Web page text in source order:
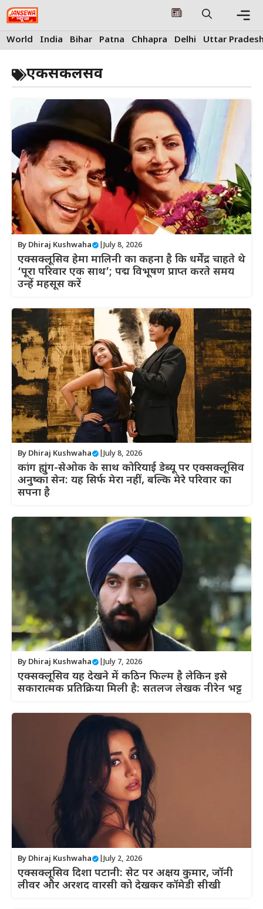
Skip
to
content
World India Bihar Patna Chhapra Delhi Uttar
एकसकलसव
By Dhiraj Kushwaha July 8, 2026
एक्सक्लूसिव हेमा मालिनी का कहना है कि धर्मेंद्र चाहते थे
‘पूरा परिवार एक साथ’; पद्म विभूषण प्राप्त करते समय
उन्हें महसूस करें
By Dhiraj Kushwaha July 8, 2026
कांग ह्युंग-सेओक के साथ कोरियाई डेब्यू पर एक्सक्लूसिव
अनुष्का सेन: यह सिर्फ मेरा नहीं, बल्कि मेरे परिवार का
सपना है
By Dhiraj Kushwaha July 7, 2026
एक्सक्लूसिव यह देखने में कठिन फिल्म है लेकिन इसे
सकारात्मक प्रतिक्रिया मिली है: सतलज लेखक नीरेन भट्ट
By Dhiraj Kushwaha July 2, 2026
एक्सक्लूसिव दिशा पटानी: सेट पर अक्षय कुमार, जॉनी
लीवर और अरशद वारसी को देखकर कॉमेडी सीखी